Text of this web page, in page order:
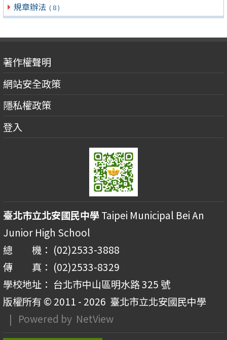
規章辦法 ( 8 )
著作權聲明
網站安全政策
隱私權政策
登入
臺北市立北安國民中學Taipei Municipal Bei An
Junior High School
總 機： (02)2533-3888
傳 真： (02)2533-8329
學校地址： 台北市中山區明水路 325 號
版權所有 © 2011 - 2026 臺北市立北安國民中學
| Powered by NetView